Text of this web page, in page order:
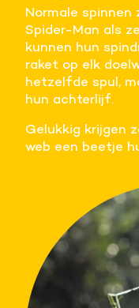
Normale spinnen
Spider-Man als
kunnen hun
raket op elk
hetzelfde spul,
hun achterlijf.
Gelukkig krijgen
web een beetje
je voorkeuren aan.
Meer informatie
Alle cookies